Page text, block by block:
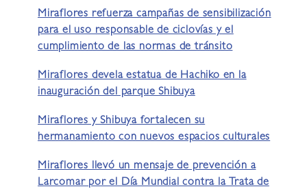
Miraflores refuerza campañas de sensibilización
para el uso responsable de ciclovías y el
cumplimiento de las normas de tránsito
Miraflores devela estatua de Hachiko en la
inauguración del parque Shibuya
Miraflores y Shibuya fortalecen su
hermanamiento con nuevos espacios culturales
Miraflores llevó un mensaje de prevención a
Larcomar por el Día Mundial contra la Trata de